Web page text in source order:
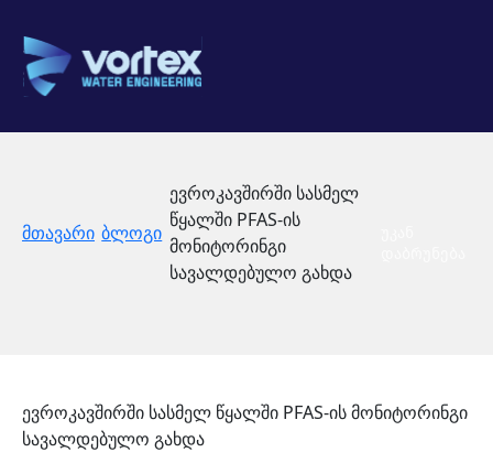
მთავარი ბლოგი
ევროკავშირში სასმელ
წყალში PFAS-ის
მონიტორინგი
სავალდებულო გახდა
ევროკავშირში სასმელ წყალში PFAS-ის მონიტორინგი
სავალდებულო გახდა